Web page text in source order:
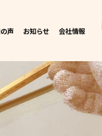
声 お知らせ 会社情報